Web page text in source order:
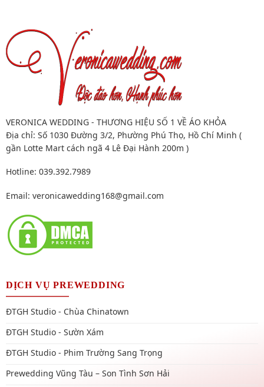
VERONICA WEDDING - THƯƠNG HIỆU SỐ 1 VỀ ÁO KHỎA
Địa chỉ: Số 1030 Đường 3/2, Phường Phú Thọ, Hồ Chí Minh (
gần Lotte Mart cách ngã 4 Lê Đại Hành 200m )
Hotline: 039.392.7989
Email: veronicawedding168@gmail.com
DỊCH VỤ PREWEDDING
ĐTGH Studio - Chùa Chinatown
ĐTGH Studio - Sườn Xám
ĐTGH Studio - Phim Trường Sang Trọng
Prewedding Vũng Tàu – Son Tình Sơn Hải